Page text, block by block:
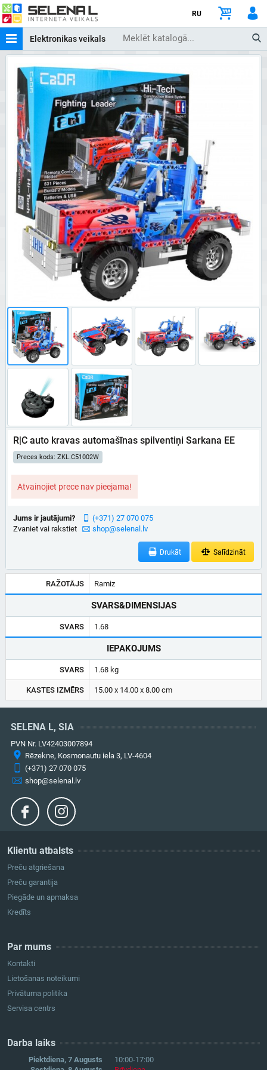
RU
Elektronikas veikals
R|C auto kravas automašīnas spilventiņi Sarkana EE
Preces kods: ZKL.C51002W
Atvainojiet prece nav pieejama!
Jums ir jautājumi?
Zvaniet vai rakstiet
(+371) 27 070 075
shop@selenal.lv
Drukāt Salīdzināt
RAŽOTĀJS Ramiz
SVARS&DIMENSIJAS
SVARS 1.68
IEPAKOJUMS
SVARS 1.68 kg
KASTES IZMĒRS 15.00 x 14.00 x 8.00 cm
Klientu atbalsts
Preču atgriešana
Preču garantija
Piegāde un apmaksa
Kredīts
Par mums
Kontakti
Lietošanas noteikumi
Privātuma politika
Servisa centrs
Darba laiks
Piektdiena, 7 Augusts
10:00-17:00
SELENA L, SIA
PVN Nr. LV42403007894
Rēzekne, Kosmonautu iela 3, LV-4604
(+371) 27 070 075
shop@selenal.lv